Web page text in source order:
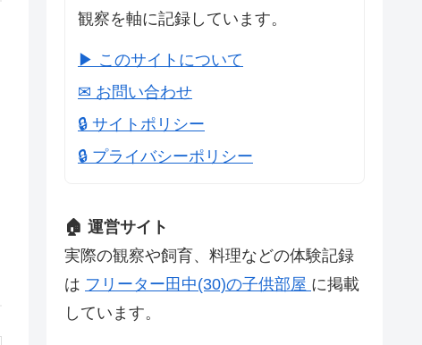
観察を軸に記録しています。
▶ このサイトについて
✉ お問い合わせ
🔒 サイトポリシー
🔒 プライバシーポリシー
🏠 運営サイト
実際の観察や飼育、料理などの体験記録
は フリーター田中(30)の子供部屋 に掲載
しています。